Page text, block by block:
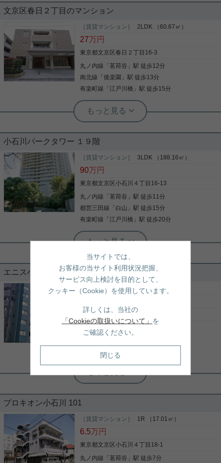
をご紹介です！ 角部屋、2面採光です！ LDKは南向
き！ 3口ガスコンロにグリル付き、浴室乾燥機に追
焚機能と、 室内設備も充実した物件です！ ペットの
飼育も可能！ もちろんオートロックもあり、玄関ド
軽にお問い合わせくださいませ！ ★お電話でのご相
談もお気軽にどうぞ★ 実用春日ホーム株式会社 茗
荷谷店 TEL：03-6902-5021
写真(9)
文京区春日２丁目のマンション
［賃貸マンション］ 2LDK （60.67㎡）
27万円
東京都文京区春日２丁目16-3
丸ノ内線 「茗荷谷 」駅 徒歩12分
南北線 「後楽園 」駅 徒歩13分
有楽町線 「江戸川橋 」駅 徒歩15分
実用春日ホーム 茗荷谷駅前センター 齊藤敏孝
食器洗乾燥機 2駅利用可 ルーフバルコ
ます！ 当物件の一番の魅力は広々としたルーフバル
コニー！ 二面バルコニーの造りで、ＬＤは二面採光
♪ 全居室にルーフバルコニーに面した窓が付いてい
ます。
写真(9)
詳細を見る
小石川パークタワー １９階
［賃貸マンション］ 3LDK （188.16㎡）
90万円
東京都文京区小石川４丁目16-13
丸ノ内線 「茗荷谷 」駅 徒歩11分
都営三田線 「 白山 」駅 徒歩15分
有楽町線 「江戸川橋 」駅 徒歩20分
根津駅前センター（実用根津ホーム株式会社 根津駅前センター） スタ
ッフ小西
圧倒的なゆったり感（１８８平米）
１８９㎡を超える大型物件の募集開始 眺望も良く、
各居室がバルコニーに面しており、明るい室内で
す。 管理体制が良く、フロントサービスありでオー
トロックを完備しておりますので、 どなたでも安心
してお住まい頂けます。 スーパー・コンビニが近く
に多くございますので、お買い物にも便利です！！
写真(9)
詳細を見る
エニス小石川 1102
［売りマンション］ 4LDK （80.05㎡）
東京都文京区春日２丁目18-7
丸ノ内線
実用春日ホーム 富坂サテライト 金子瑠茄
最上階×三方角部屋×ルーフバルコニー
り、眺望や日当たり・通風が良好なお部屋です。 ル
ーフバルコニーもございますので ちょっとした休憩
スペースとしても！ お部屋の中のパティオも魅力的
◎ 気になった方はお気軽にご連絡ください。 お問い
写真(9)
プロキオン小石川 101
［賃貸マンション］ 1R （17.01㎡）
6.5万円
東京都文京区小石川４丁目18-1
丸ノ内線 「茗荷谷 」駅 徒歩7分
当サイトでは、
お客様の当サイト利用状況把握、
サービス向上検討を目的として、
クッキー（Cookie）を使用しています。
詳しくは、当社の
「Cookieの取扱いについて」 を
ご確認ください。
閉じる